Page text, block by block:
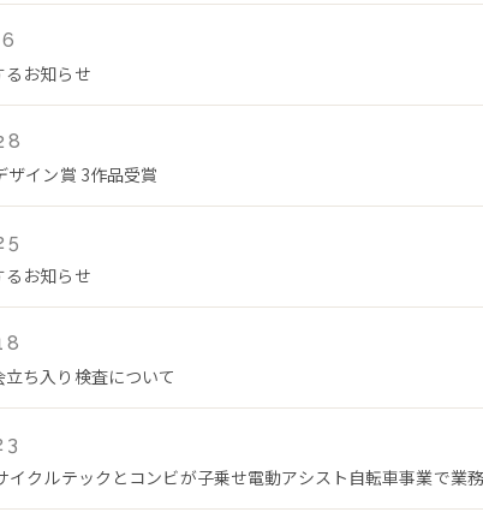
るお知らせ
ザイン賞 3作品受賞
るお知らせ
ち入り検査について
イクルテックとコンビが子乗せ電動アシスト自転車事業で業